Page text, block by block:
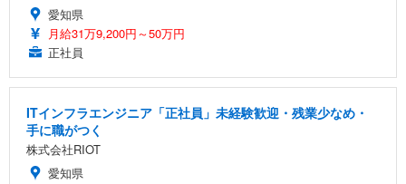
愛知県
月給31万9,200円～50万円
正社員
ITインフラエンジニア「正社員」未経験歓迎・残業少なめ・
手に職がつく
株式会社RIOT
愛知県